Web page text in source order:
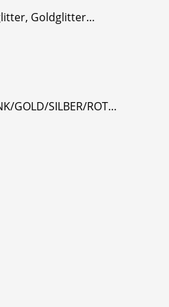
Goldglitter…
GOLD/SILBER/ROT…